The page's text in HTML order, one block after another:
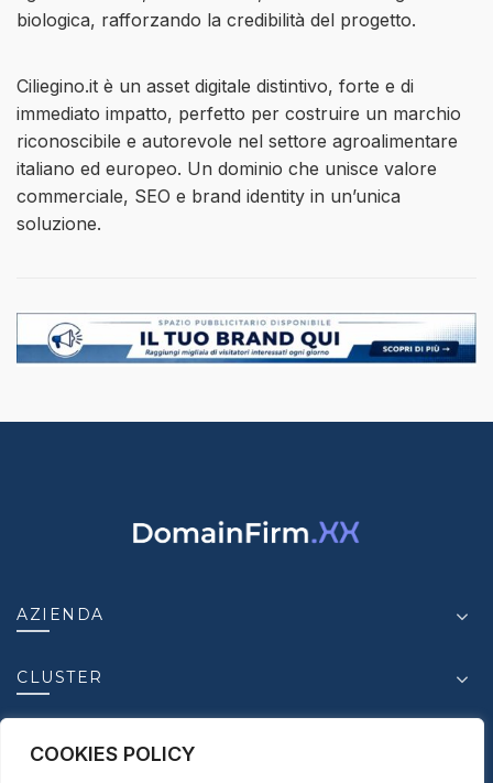
COOKIES POLICY
biologica, rafforzando la credibilità del progetto.
Ciliegino.it è un asset digitale distintivo, forte e di
immediato impatto, perfetto per costruire un marchio
riconoscibile e autorevole nel settore agroalimentare
italiano ed europeo. Un dominio che unisce valore
commerciale, SEO e brand identity in un’unica
soluzione.
AZIENDA
CLUSTER